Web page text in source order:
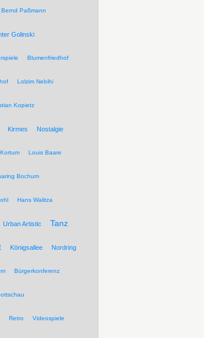
Bernd Paßmann
Golinski
Blumenfriedhof
Lolzim Nebihi
Kopietz
Kirmes Nostalgie
Louis Baare
Bochum
Hans Walitza
Urban Artistic Tanz
Königsallee Nordring
Bürgerkonferenz
Retro Videospiele